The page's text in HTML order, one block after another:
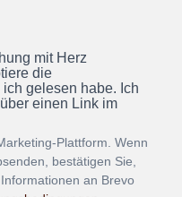
mit Herz
die
ich gelesen habe. Ich
einen Link im
Plattform. Wenn
bestätigen Sie,
an Brevo